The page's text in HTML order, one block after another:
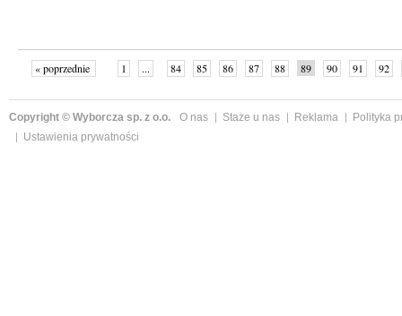
« poprzednie 1 ... 84 85 86 87 88 89 90 91
92
Copyright © Wyborcza sp. z o.o. O nas Staże u nas Reklama
Polityka
Ustawienia prywatności